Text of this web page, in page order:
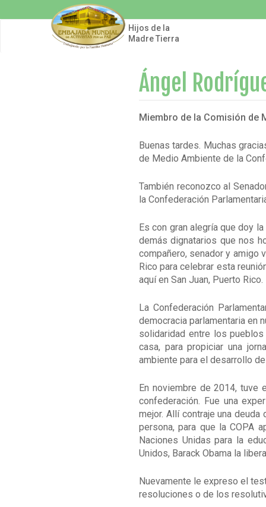
Hijos de la
Madre Tierra
Ángel
Miembro de la Comisión de
Buenas tardes. Muchas
de Medio Ambiente de la
También reconozco al
la Confederación
Es con gran alegría que doy
demás dignatarios que nos
compañero, senador y amigo
Rico para celebrar esta
aquí en San Juan, Puerto
La Confederación
democracia parlamentaria en
solidaridad entre los
casa, para propiciar una
ambiente para el desarrollo
En noviembre de 2014, tuve
confederación. Fue una
mejor. Allí contraje una
persona, para que la COPA
Naciones Unidas para la
Unidos, Barack Obama la
Nuevamente le expreso el
resoluciones o de los